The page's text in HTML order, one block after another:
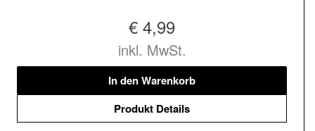
€ 4,99
inkl. MwSt.
In den Warenkorb
Produkt Details